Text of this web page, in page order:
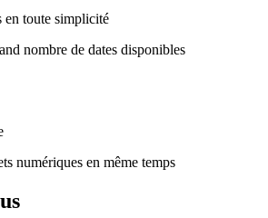
en toute simplicité
nombre de dates disponibles
numériques en même temps